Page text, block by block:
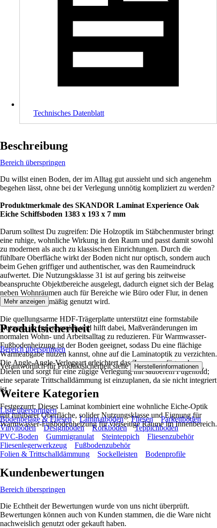
Technisches Datenblatt
Beschreibung
Bereich überspringen
Du willst einen Boden, der im Alltag gut aussieht und sich angenehm
begehen lässt, ohne bei der Verlegung unnötig kompliziert zu werden?
Produktmerkmale des SKANDOR Laminat Experience Oak
Eiche Schiffsboden 1383 x 193 x 7 mm
Darum solltest Du zugreifen: Die Holzoptik im Stäbchenmuster bringt
eine ruhige, wohnliche Wirkung in den Raum und passt damit sowohl
zu modernen als auch zu klassischen Einrichtungen. Durch die
fühlbare Oberfläche wirkt der Boden nicht nur optisch, sondern auch
beim Gehen griffiger und authentischer, was den Raumeindruck
aufwertet. Die Nutzungsklasse 31 ist auf gering bis zeitweise
beanspruchte Objektbereiche ausgelegt, dadurch eignet sich der Belag
neben Wohnräumen auch für Bereiche wie Büro oder Flur, in denen
der Boden regelmäßig genutzt wird.
Die quellungsarme HDF-Trägerplatte unterstützt eine formstabile
Nutzung im Innenbereich und hilft dabei, Maßveränderungen im
normalen Wohn- und Arbeitsalltag zu reduzieren. Für Warmwasser-
Fußbodenheizung ist der Boden geeignet, sodass Du eine flächige
Wärmeabgabe nutzen kannst, ohne auf die Laminatoptik zu verzichten.
Die Angle-Angle-Verlegeart erleichtert das Zusammenfügen der
Dielen und sorgt für eine zügige Verlegung mit sauberem Fugenbild;
eine separate Trittschalldämmung ist einzuplanen, da sie nicht integriert
ist.
Festgezurrt: Dieses Laminat kombiniert eine wohnliche Eiche-Optik
mit fühlbarer Oberfläche, solider Nutzungsklasse und Eignung für
Warmwasser-Fußbodenheizung für vielseitige Räume im Innenbereich.
Mehr anzeigen
Produktsicherheit
Bereich überspringen
Verantwortlich für Produktsicherheit siehe Herstellerinformationen .
Weitere Kategorien
Liste überspringen
Bodenbeläge & Fliesen
Laminatböden Fliesen
Parkettböden
Vinylböden
Designböden Korkböden
Teppichboden
PVC-Boden
Gummigranulat Steinteppich
Fliesenzubehör
Fliesenlegerwerkzeug
Fußbodenzubehör
Folien & Trittschalldämmung
Sockelleisten Bodenprofile
Kundenbewertungen
Bereich überspringen
Die Echtheit der Bewertungen wurde von uns nicht überprüft.
Bewertungen können auch von Kunden stammen, die die Ware nicht
nachweislich genutzt oder gekauft haben.